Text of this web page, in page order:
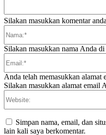
Silakan masukkan komentar
Silakan masukkan nama Anda di
Anda telah memasukkan alamat
Silakan masukkan alamat email
Simpan nama, email, dan
lain kali saya berkomentar.